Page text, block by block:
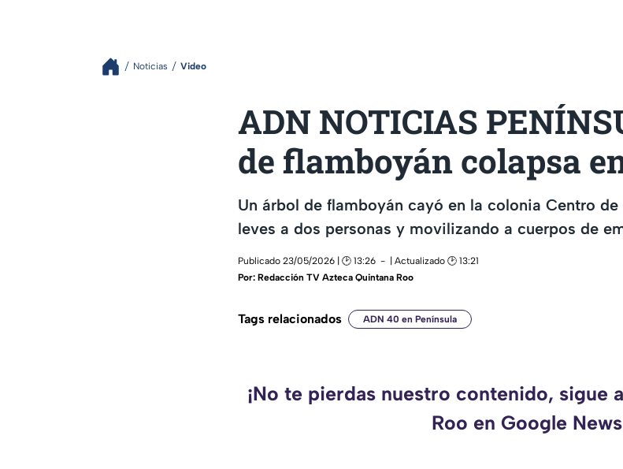
Noticias Video
ADN NOTICIAS
de flamboyán colapsa
Un árbol de flamboyán cayó en la colonia Centro
leves a dos personas y movilizando a cuerpos de
Publicado 23/05/2026 | 🕑 13:26
| Actualizado 🕑 13:21
Por: Redacción TV Azteca Quintana Roo
Tags relacionados ADN 40 en Península
¡No te pierdas nuestro contenido, sigue
Roo en Google